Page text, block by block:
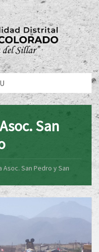
San
San Pedro y San